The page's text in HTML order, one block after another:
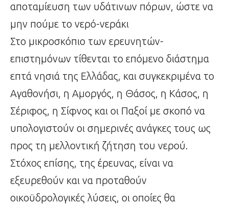
αποταμίευση των υδάτινων πόρων, ώστε να
μην πούμε το νερό-νεράκι
Στο μικροσκόπιο των ερευνητών-
επιστημόνων τίθενται το επόμενο διάστημα
επτά νησιά της Ελλάδας, και συγκεκριμένα το
Αγαθονήσι, η Αμοργός, η Θάσος, η Κάσος, η
Σέριφος, η Σίφνος και οι Παξοί με σκοπό να
υπολογιστούν οι σημερινές ανάγκες τους ως
προς τη μελλοντική ζήτηση του νερού.
Στόχος επίσης, της έρευνας, είναι να
εξευρεθούν και να προταθούν
οικοϋδρολογικές λύσεις, οι οποίες θα